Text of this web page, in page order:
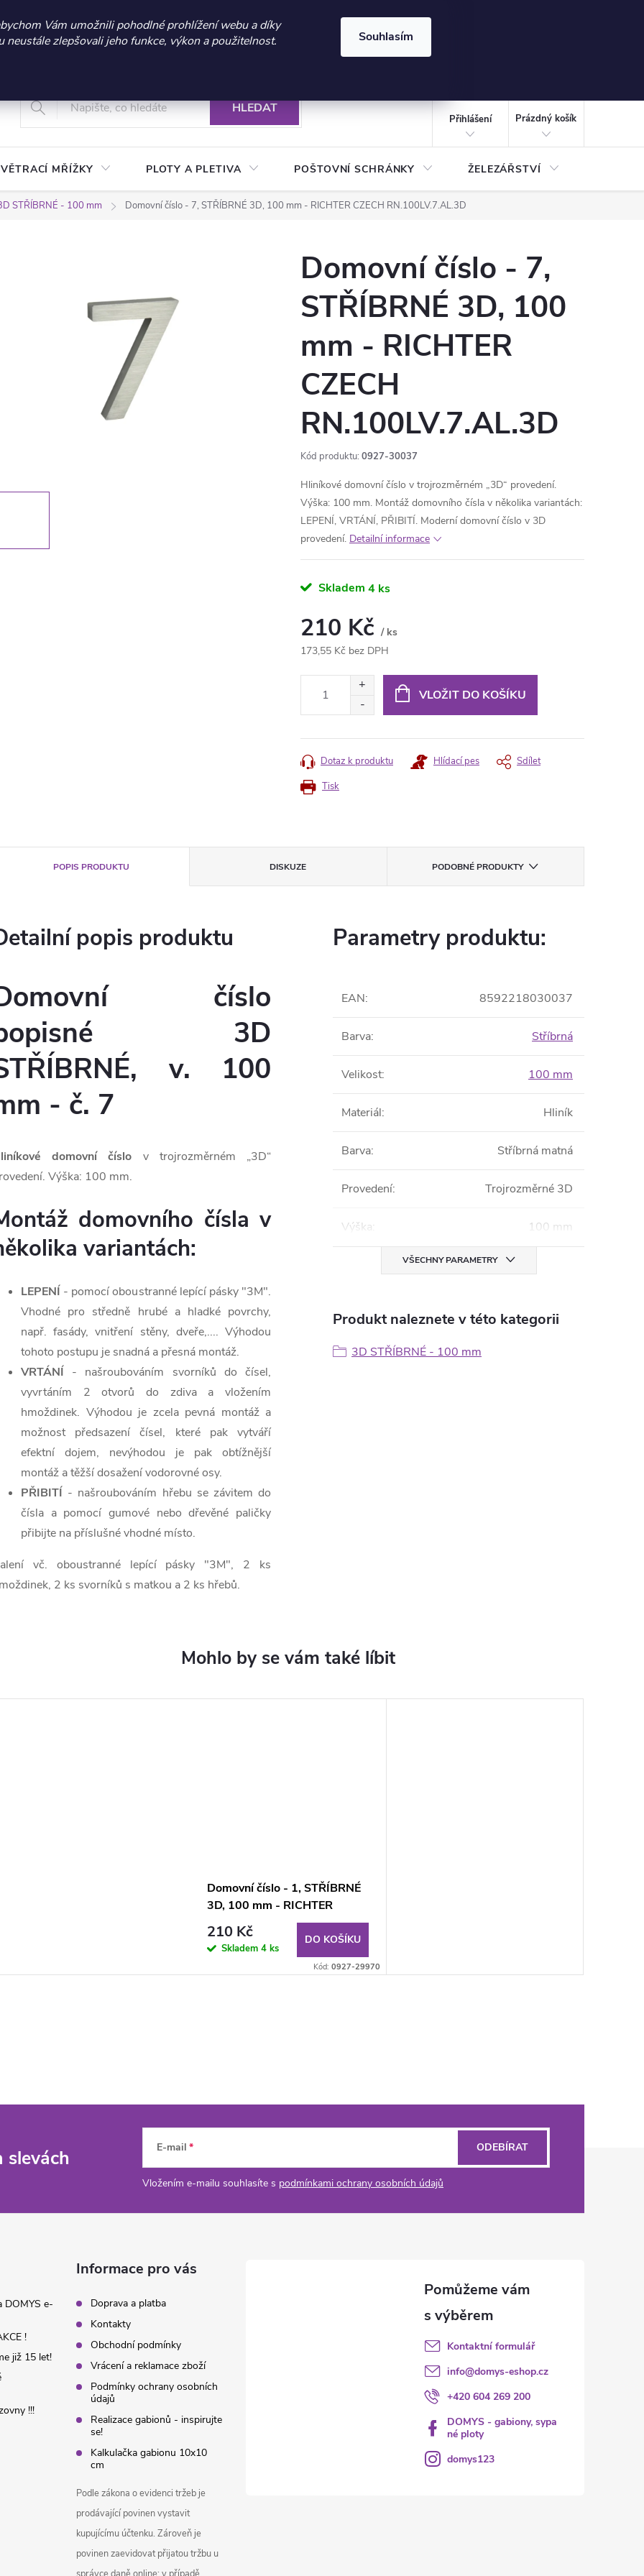
sleva 300 Kč při nákupu nad 3.000 Kč | Platnost do 21.9.2026 ⏰ | Kód: LÉTO2026
Vám umožnili pohodlné prohlížení webu a díky
neustále zlepšovali jeho funkce, výkon a použitelnost.
Souhlasím
+420 604 269 200
Vrácení a reklamace zboží Podmínky ochrany osobních údajů
HLEDAT
Přihlášení
KOŠÍK
Prázdný košík
VĚTRACÍ MŘÍŽKY PLOTY A PLETIVA POŠTOVNÍ SCHRÁNKY ŽELEZÁŘSTVÍ
STŘÍBRNÉ - 100 mm Domovní číslo - 7, STŘÍBRNÉ 3D, 100 mm - RICHTER CZECH RN.100LV.7.AL.3D
Domovní číslo - 7,
STŘÍBRNÉ 3D, 100
mm - RICHTER
CZECH
RN.100LV.7.AL.3D
Kód produktu: 0927-30037
Hliníkové domovní číslo v trojrozměrném „3D“ provedení.
Výška: 100 mm. Montáž domovního čísla v několika variantách:
LEPENÍ, VRTÁNÍ, PŘIBITÍ. Moderní domovní číslo v 3D
provedení. Detailní informace
Skladem 4 ks
210 Kč / ks
173,55 Kč bez DPH
VLOŽIT DO KOŠÍKU
Tisk
Dotaz k produktu Hlídací pes Sdílet
POPIS PRODUKTU DISKUZE PODOBNÉ PRODUKTY
popis produktu
číslo
3D
v. 100
- č. 7
domovní číslo v trojrozměrném „3D“
Výška: 100 mm.
domovního čísla v
variantách:
LEPENÍ - pomocí oboustranné lepící pásky "3M".
Vhodné pro středně hrubé a hladké povrchy,
např. fasády, vnitření stěny, dveře,.... Výhodou
tohoto postupu je snadná a přesná montáž.
VRTÁNÍ - našroubováním svorníků do čísel,
vyvrtáním 2 otvorů do zdiva a vložením
hmoždinek. Výhodou je zcela pevná montáž a
možnost předsazení čísel, které pak vytváří
efektní dojem, nevýhodou je pak obtížnější
montáž a těžší dosažení vodorovné osy.
PŘIBITÍ - našroubováním hřebu se závitem do
čísla a pomocí gumové nebo dřevěné paličky
přibijte na příslušné vhodné místo.
vč. oboustranné lepící pásky "3M", 2 ks
2 ks svorníků s matkou a 2 ks hřebů.
Parametry produktu:
EAN: 8592218030037
Barva: Stříbrná
Velikost: 100 mm
Materiál: Hliník
Barva: Stříbrná matná
Provedení: Trojrozměrné 3D
Výška: 100 mm
VŠECHNY PARAMETRY
Produkt naleznete v této kategorii
3D STŘÍBRNÉ - 100 mm
Domovní číslo - 1, STŘÍBRNÉ
3D, 100 mm - RICHTER
CZECH RN.100LV.1.AL.3D
210 Kč
Skladem 4 ks
DO KOŠÍKU
Kód: 0927-29970
slevách E-mail
Vložením e-mailu souhlasíte s podmínkami ochrany osobních údajů
ODEBÍRAT
DOMYS e-
!
již 15 let!
!!!
Informace pro vás
Doprava a platba
Kontakty
Obchodní podmínky
Vrácení a reklamace zboží
Podmínky ochrany osobních
údajů
Realizace gabionů - inspirujte
se!
Kalkulačka gabionu 10x10
cm
Podle zákona o evidenci tržeb je
prodávající povinen vystavit
kupujícímu účtenku. Zároveň je
povinen zaevidovat přijatou tržbu u
Kontaktní formulář
info@domys-eshop.cz
+420 604 269 200
DOMYS - gabiony, sypa
né ploty
domys123